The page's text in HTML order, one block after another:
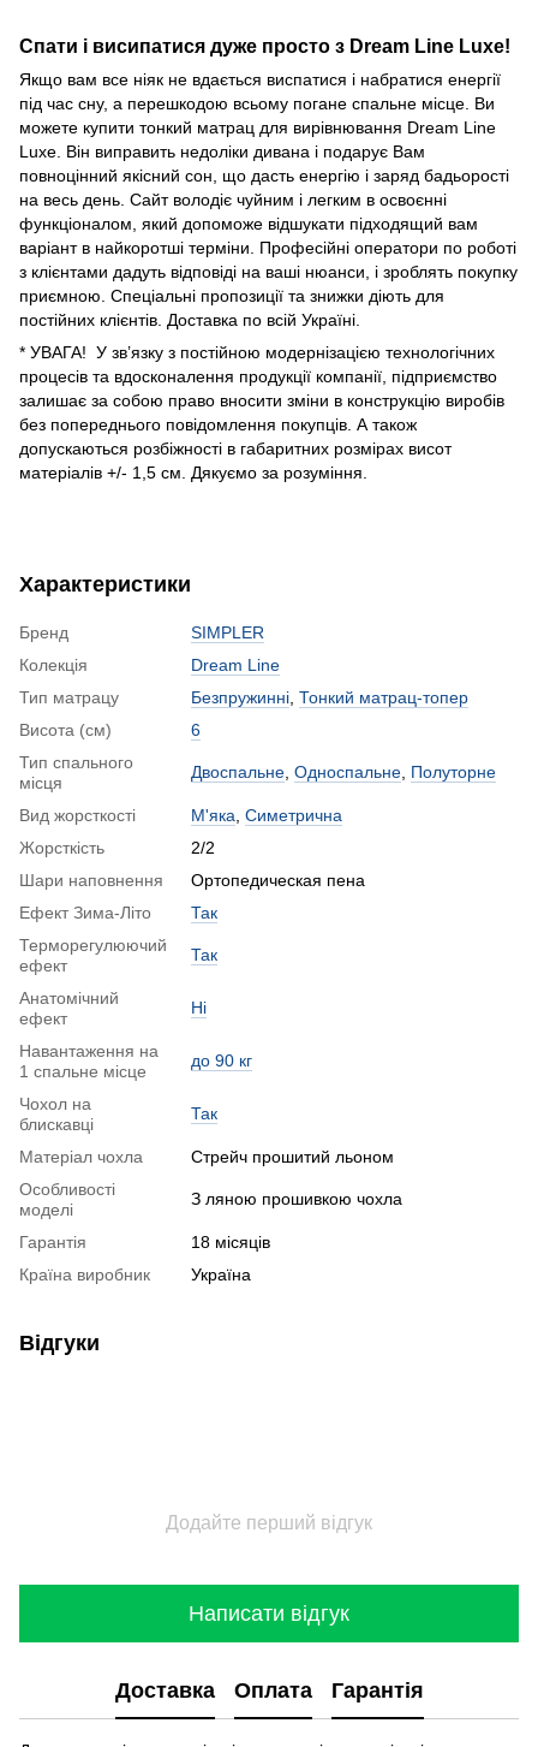
Спати і висипатися дуже просто з Dream Line Luxe!
Якщо вам все ніяк не вдається виспатися і набратися енергії
під час сну, а перешкодою всьому погане спальне місце. Ви
можете купити тонкий матрац для вирівнювання Dream Line
Luxe. Він виправить недоліки дивана і подарує Вам
повноцінний якісний сон, що дасть енергію і заряд бадьорості
на весь день. Сайт володіє чуйним і легким в освоєнні
функціоналом, який допоможе відшукати підходящий вам
варіант в найкоротші терміни. Професійні оператори по роботі
з клієнтами дадуть відповіді на ваші нюанси, і зроблять покупку
приємною. Спеціальні пропозиції та знижки діють для
постійних клієнтів. Доставка по всій Україні.
* УВАГА! У зв’язку з постiйною модернiзацiєю технологiчних
процесiв та вдосконалення продукцiї компанiї, пiдприємство
залишає за собою право вносити змiни в конструкцiю виробiв
без попереднього повiдомлення покупцiв. А також
допускаються розбіжності в габаритних розмірах висот
матеріалів +/- 1,5 см. Дякуємо за розумiння.
Характеристики
Бренд
SIMPLER
Колекція
Dream Line
Тип матрацу
Безпружинні Тонкий матрац-топер
Висота (см)
6
Тип спального
місця
Двоспальне Односпальне Полуторне
Вид жорсткості М'яка Симетрична
Жорсткість
2/2
Шари наповнення
Ортопедическая пена
Ефект Зима-Літо
Так
Терморегулюючий
ефект
Так
Анатомічний
ефект
Ні
Навантаження на
1 спальне місце
до 90 кг
Чохол на
блискавці
Так
Матеріал чохла
Стрейч прошитий льоном
Особливості
моделі
З ляною прошивкою чохла
Гарантія
18 місяців
Країна виробник
Україна
Відгуки
Додайте перший відгук
Написати відгук
Доставка Оплата Гарантія